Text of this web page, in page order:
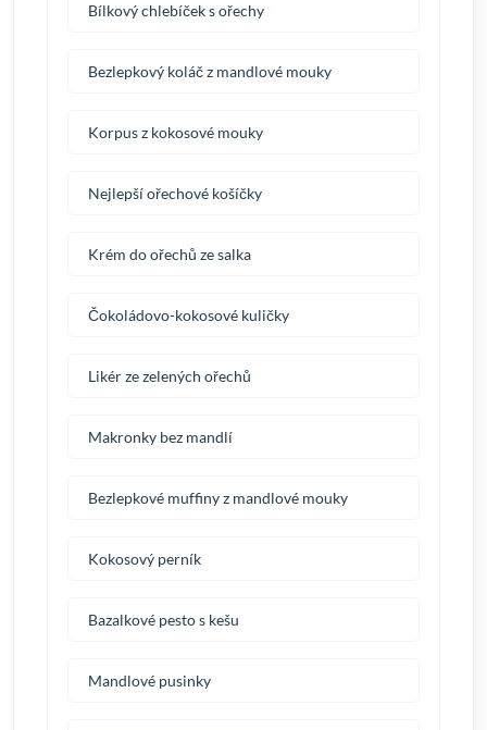
Bílkový chlebíček s ořechy
Bezlepkový koláč z mandlové mouky
Korpus z kokosové mouky
Nejlepší ořechové košíčky
Krém do ořechů ze salka
Čokoládovo-kokosové kuličky
Likér ze zelených ořechů
Makronky bez mandlí
Bezlepkové muffiny z mandlové mouky
Kokosový perník
Bazalkové pesto s kešu
Mandlové pusinky